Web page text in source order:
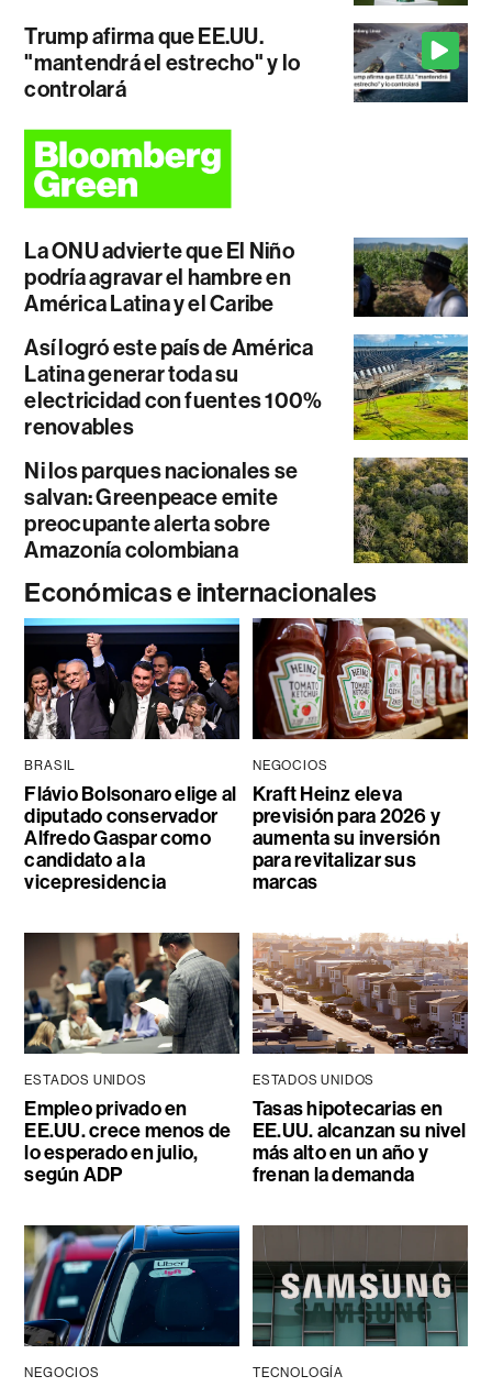
Trump afirma que EE.UU.
"mantendrá el estrecho" y lo
controlará
La ONU advierte que El Niño
podría agravar el hambre en
América Latina y el Caribe
Así logró este país de América
Latina generar toda su
electricidad con fuentes 100%
renovables
Ni los parques nacionales se
salvan: Greenpeace emite
preocupante alerta sobre
Amazonía colombiana
Económicas e internacionales
BRASIL
Flávio Bolsonaro elige al
diputado conservador
Alfredo Gaspar como
candidato a la
vicepresidencia
NEGOCIOS
Kraft Heinz eleva
previsión para 2026 y
aumenta su inversión
para revitalizar sus
marcas
ESTADOS UNIDOS
Empleo privado en
EE.UU. crece menos de
lo esperado en julio,
según ADP
ESTADOS UNIDOS
Tasas hipotecarias en
EE.UU. alcanzan su nivel
más alto en un año y
frenan la demanda
NEGOCIOS TECNOLOGÍA